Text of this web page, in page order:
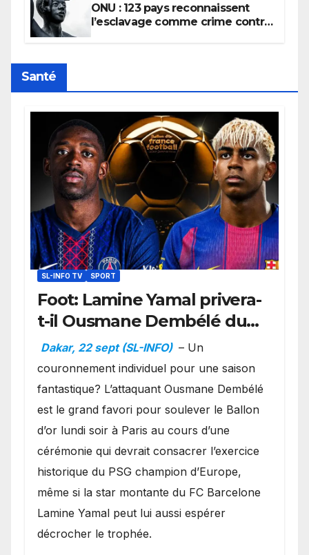
ONU : 123 pays reconnaissent
l’esclavage comme crime contre
Santé
SL-INFO TV SPORT
Foot: Lamine Yamal privera-
t-il Ousmane Dembélé du
Ballon d’or ?
Dakar, 22 sept (SL-INFO) – Un
couronnement individuel pour une saison
fantastique? L’attaquant Ousmane Dembélé
est le grand favori pour soulever le Ballon
d’or lundi soir à Paris au cours d’une
cérémonie qui devrait consacrer l’exercice
historique du PSG champion d’Europe,
même si la star montante du FC Barcelone
Lamine Yamal peut lui aussi espérer
décrocher le trophée.